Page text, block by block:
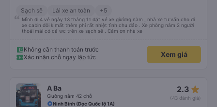
Sạch sẽ Lái xe an toàn +5
Mình đi 4 vé ngày 13 tháng 11 đặt vé xe giường nằm , nhà xe tư vấn cho đi
xe cabin đôi k mất thêm phí rất nhiệt tình chu đáo . Xe phòng nằm 2 người
thoải mái có cả wc trên xe sạch sẽ . Cảm ơn nhà xe
Không cần thanh toán trước
Xác nhận chỗ ngay lập tức
Xem giá
A Ba
Giường nằm 42 chỗ
2.3 star_rate
(43 đánh giá)
Ninh Bình (Dọc Quốc lộ 1A)